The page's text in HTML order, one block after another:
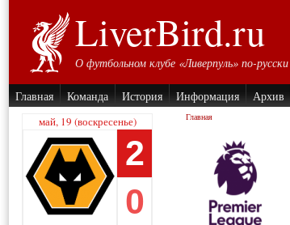
LiverBird.ru
О футбольном клубе «Ливерпуль» по-русски
Главная Команда История Информация Архив
май, 19 (воскресенье)
2
0
Главная